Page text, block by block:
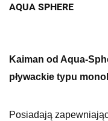
AQUA SPHERE
Kaiman od Aqua-
pływackie typu
Posiadają